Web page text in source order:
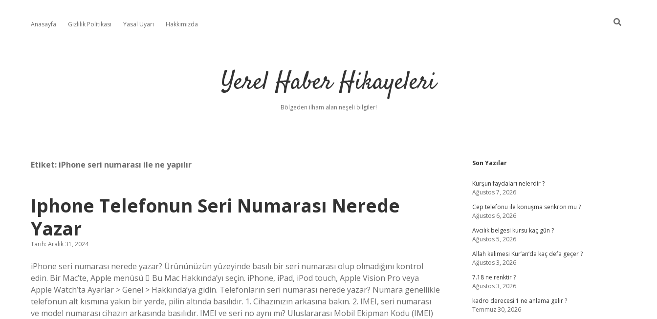
Anasayfa Gizlilik Politikası Yasal Uyarı Hakkımızda
Yerel Haber Hikayeleri
Bölgeden ilham alan neşeli bilgiler!
Etiket: iPhone seri numarası ile ne yapılır
Iphone Telefonun Seri Numarası Nerede
Yazar
Tarih: Aralık 31, 2024
iPhone seri numarası nerede yazar? Ürününüzün yüzeyinde basılı bir seri numarası olup olmadığını kontrol
edin. Bir Mac’te, Apple menüsü  Bu Mac Hakkında’yı seçin. iPhone, iPad, iPod touch, Apple Vision Pro veya
Apple Watch’ta Ayarlar > Genel > Hakkında’ya gidin. Telefonların seri numarası nerede yazar? Numara genellikle
telefonun alt kısmına yakın bir yerde, pilin altında basılıdır. 1. Cihazınızın arkasına bakın. 2. IMEI, seri numarası
ve model numarası cihazın arkasında basılıdır. IMEI ve seri no aynı mı? Uluslararası Mobil Ekipman Kodu (IMEI)
Sidebar
Son Yazılar
Kurşun faydaları nelerdir ?
Ağustos 7, 2026
Cep telefonu ile konuşma senkron mu ?
Ağustos 6, 2026
Avcılık belgesi kursu kaç gün ?
Ağustos 5, 2026
Allah kelimesi Kur’an’da kaç defa geçer ?
Ağustos 3, 2026
7.18 ne renktir ?
Ağustos 3, 2026
kadro derecesi 1 ne anlama gelir ?
Temmuz 30, 2026